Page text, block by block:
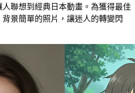
聯想到經典日本動畫。為獲得最佳
景簡單的照片，讓迷人的轉變閃